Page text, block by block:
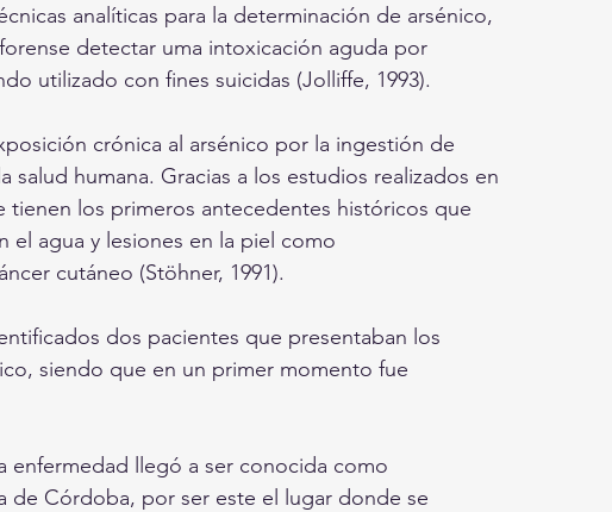
analíticas para la determinación de arsénico,
detectar uma intoxicación aguda por
utilizado con fines suicidas (Jolliffe, 1993).
crónica al arsénico por la ingestión de
salud humana. Gracias a los estudios realizados en
tienen los primeros antecedentes históricos que
el agua y lesiones en la piel como
cutáneo (Stöhner, 1991).
dos pacientes que presentaban los
siendo que en un primer momento fue
enfermedad llegó a ser conocida como
de Córdoba, por ser este el lugar donde se